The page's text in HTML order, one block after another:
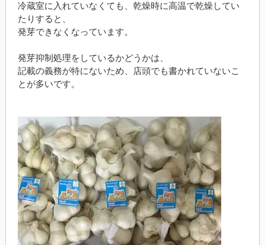
冷蔵室に入れていなくても、乾燥時に高温で乾燥してい
たりすると、
発芽できなくなっています。
発芽抑制処理をしているかどうかは、
記載の義務が特にないため、店頭でも書かれていないこ
とが多いです。